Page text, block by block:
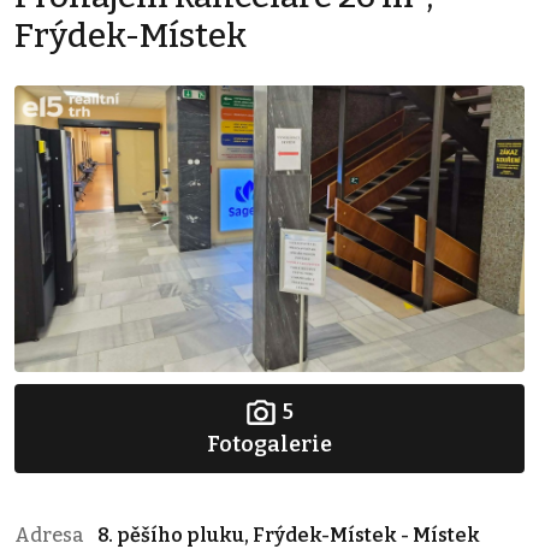
Frýdek-Místek
5
Fotogalerie
Adresa
8. pěšího pluku, Frýdek-Místek - Místek